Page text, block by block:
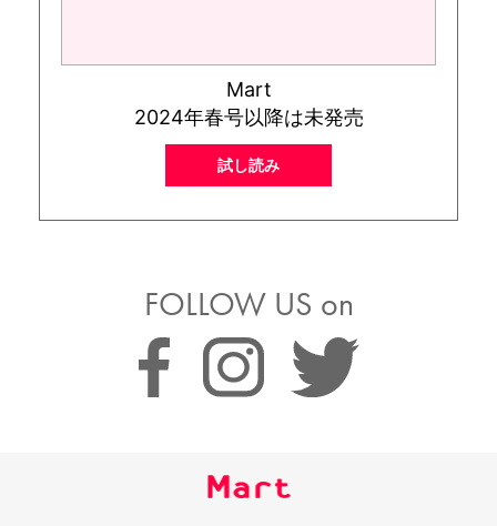
Mart
2024年春号以降は未発売
試し読み
FOLLOW US on